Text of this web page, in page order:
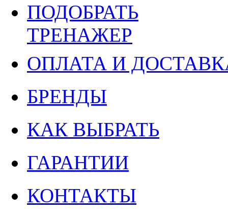
ПОДОБРАТЬ
ТРЕНАЖЕР
ОПЛАТА И
БРЕНДЫ
КАК ВЫБРАТЬ
ГАРАНТИИ
КОНТАКТЫ